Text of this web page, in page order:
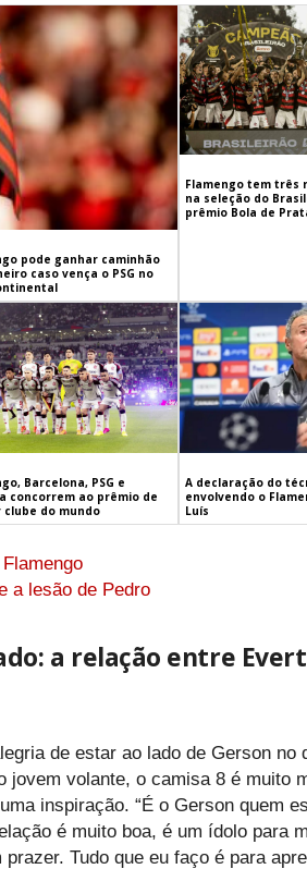
pode ganhar caminhão
caso vença o PSG no
Flamengo tem três
na seleção do
prêmio Bola de
Barcelona, PSG e
concorrem ao prêmio de
clube do mundo
A declaração do
envolvendo o
Luís
a lesão de Pedro
a relação entre
de estar ao lado de Gerson no
jovem volante, o camisa 8 é muito
inspiração. “É o Gerson quem
é muito boa, é um ídolo para
Tudo que eu faço é para